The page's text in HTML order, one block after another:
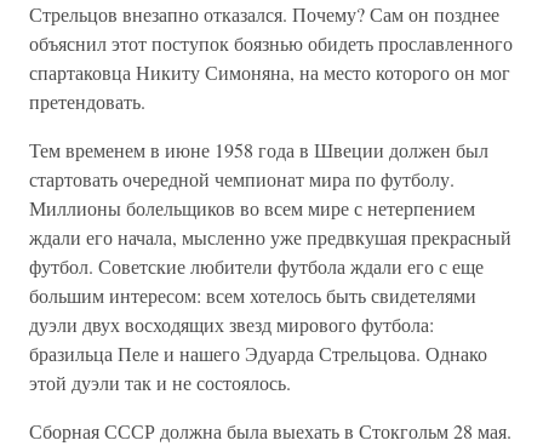
Стрельцов внезапно отказался. Почему? Сам он позднее
объяснил этот поступок боязнью обидеть прославленного
спартаковца Никиту Симоняна, на место которого он мог
претендовать.
Тем временем в июне 1958 года в Швеции должен был
стартовать очередной чемпионат мира по футболу.
Миллионы болельщиков во всем мире с нетерпением
ждали его начала, мысленно уже предвкушая прекрасный
футбол. Советские любители футбола ждали его с еще
большим интересом: всем хотелось быть свидетелями
дуэли двух восходящих звезд мирового футбола:
бразильца Пеле и нашего Эдуарда Стрельцова. Однако
этой дуэли так и не состоялось.
Сборная СССР должна была выехать в Стокгольм 28 мая.